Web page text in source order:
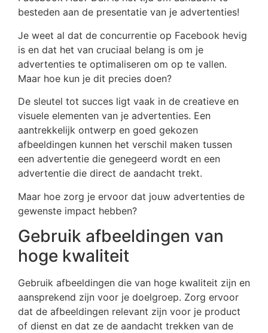
besteden aan de presentatie van je advertenties!
Je weet al dat de concurrentie op Facebook hevig
is en dat het van cruciaal belang is om je
advertenties te optimaliseren om op te vallen.
Maar hoe kun je dit precies doen?
De sleutel tot succes ligt vaak in de creatieve en
visuele elementen van je advertenties. Een
aantrekkelijk ontwerp en goed gekozen
afbeeldingen kunnen het verschil maken tussen
een advertentie die genegeerd wordt en een
advertentie die direct de aandacht trekt.
Maar hoe zorg je ervoor dat jouw advertenties de
gewenste impact hebben?
Gebruik afbeeldingen van
hoge kwaliteit
Gebruik afbeeldingen die van hoge kwaliteit zijn en
aansprekend zijn voor je doelgroep. Zorg ervoor
dat de afbeeldingen relevant zijn voor je product
of dienst en dat ze de aandacht trekken van de